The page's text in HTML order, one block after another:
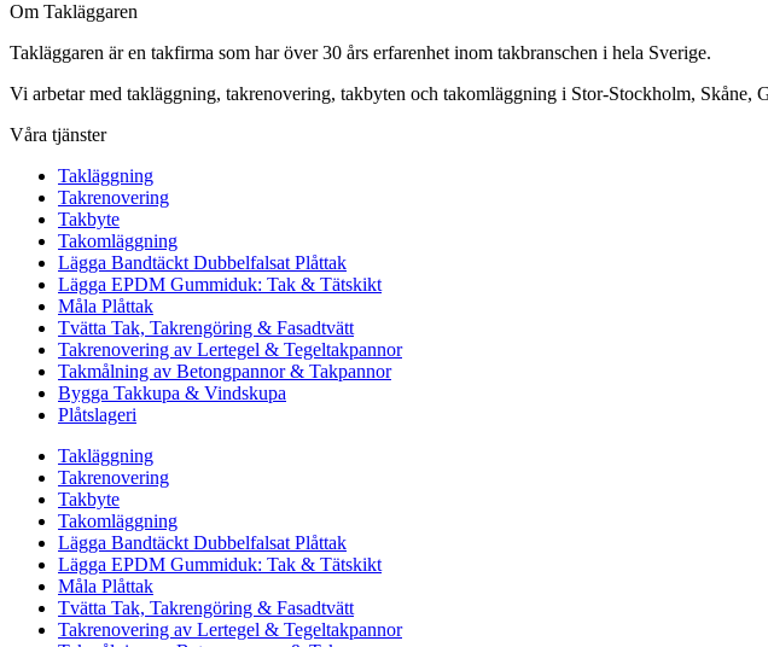
Om Takläggaren
Takläggaren är en takfirma som har över 30 års erfarenhet inom takbranschen i hela Sverige.
Vi arbetar med takläggning, takrenovering, takbyten och takomläggning i Stor-Stockholm,
Våra tjänster
Takläggning
Takrenovering
Takbyte
Takomläggning
Lägga Bandtäckt Dubbelfalsat Plåttak
Lägga EPDM Gummiduk: Tak & Tätskikt
Måla Plåttak
Tvätta Tak, Takrengöring & Fasadtvätt
Takrenovering av Lertegel & Tegeltakpannor
Takmålning av Betongpannor & Takpannor
Bygga Takkupa & Vindskupa
Plåtslageri
Takläggning
Takrenovering
Takbyte
Takomläggning
Lägga Bandtäckt Dubbelfalsat Plåttak
Lägga EPDM Gummiduk: Tak & Tätskikt
Måla Plåttak
Tvätta Tak, Takrengöring & Fasadtvätt
Takrenovering av Lertegel & Tegeltakpannor